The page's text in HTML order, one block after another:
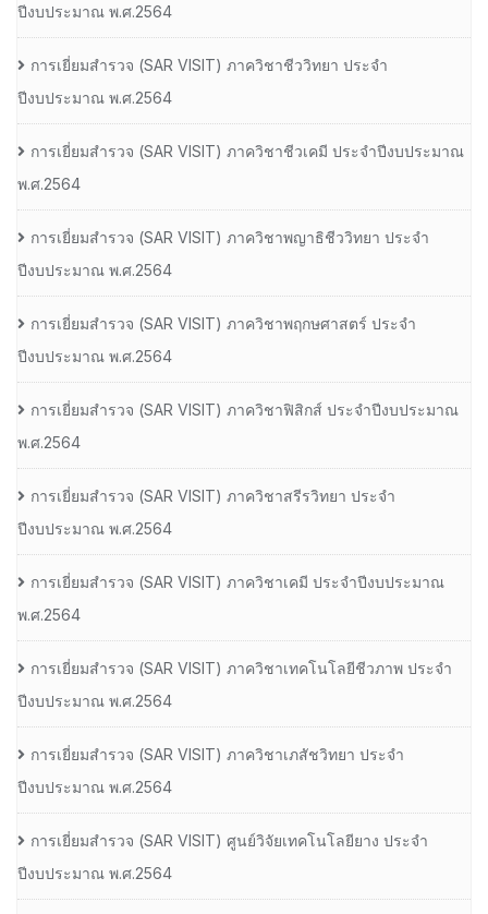
ปีงบประมาณ พ.ศ.2564
การเยี่ยมสํารวจ (SAR VISIT) ภาควิชาชีววิทยา ประจํา
ปีงบประมาณ พ.ศ.2564
การเยี่ยมสํารวจ (SAR VISIT) ภาควิชาชีวเคมี ประจําปีงบประมาณ
พ.ศ.2564
การเยี่ยมสํารวจ (SAR VISIT) ภาควิชาพญาธิชีววิทยา ประจํา
ปีงบประมาณ พ.ศ.2564
การเยี่ยมสํารวจ (SAR VISIT) ภาควิชาพฤกษศาสตร์ ประจํา
ปีงบประมาณ พ.ศ.2564
การเยี่ยมสํารวจ (SAR VISIT) ภาควิชาฟิสิกส์ ประจําปีงบประมาณ
พ.ศ.2564
การเยี่ยมสํารวจ (SAR VISIT) ภาควิชาสรีรวิทยา ประจํา
ปีงบประมาณ พ.ศ.2564
การเยี่ยมสํารวจ (SAR VISIT) ภาควิชาเคมี ประจําปีงบประมาณ
พ.ศ.2564
การเยี่ยมสํารวจ (SAR VISIT) ภาควิชาเทคโนโลยีชีวภาพ ประจํา
ปีงบประมาณ พ.ศ.2564
การเยี่ยมสํารวจ (SAR VISIT) ภาควิชาเภสัชวิทยา ประจํา
ปีงบประมาณ พ.ศ.2564
การเยี่ยมสํารวจ (SAR VISIT) ศูนย์วิจัยเทคโนโลยียาง ประจํา
ปีงบประมาณ พ.ศ.2564